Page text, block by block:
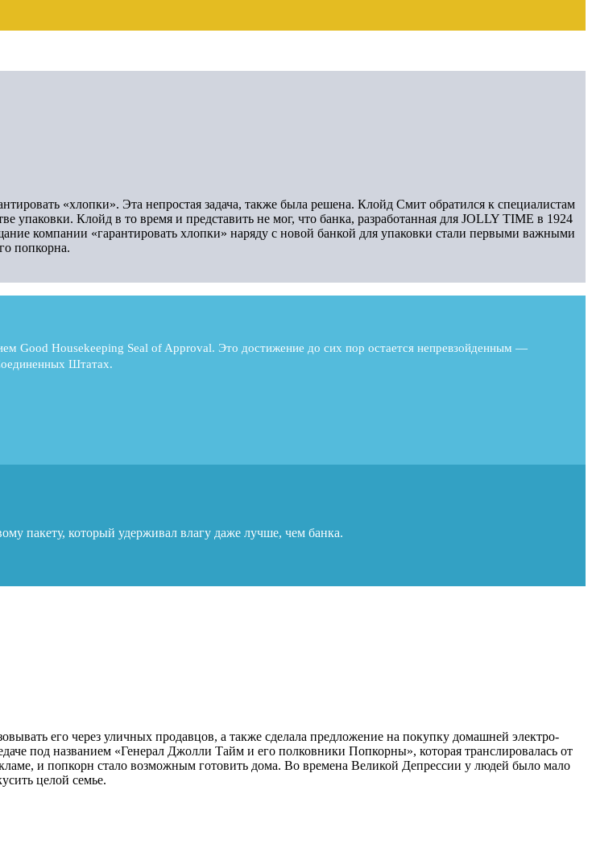
«хлопки». Эта непростая задача, также была решена. Клойд Смит обратился к специалистам
упаковки. Клойд в то время и представить не мог, что банка, разработанная для JOLLY TIME в 1924
компании «гарантировать хлопки» наряду с новой банкой для упаковки стали первыми важными
попкорна.
Good Housekeeping Seal of Approval. Это достижение до сих пор остается непревзойденным —
Штатах.
пакету, который удерживал влагу даже лучше, чем банка.
его через уличных продавцов, а также сделала предложение на покупку домашней электро-
под названием «Генерал Джолли Тайм и его полковники Попкорны», которая транслировалась от
и попкорн стало возможным готовить дома. Во времена Великой Депрессии у людей было мало
целой семье.